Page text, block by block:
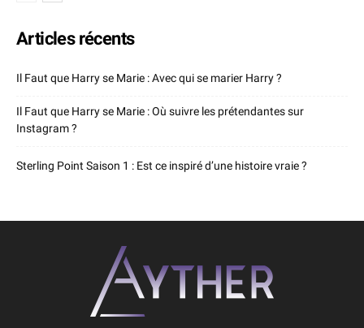
Articles récents
Il Faut que Harry se Marie : Avec qui se marier Harry ?
Il Faut que Harry se Marie : Où suivre les prétendantes sur
Instagram ?
Sterling Point Saison 1 : Est ce inspiré d’une histoire vraie ?